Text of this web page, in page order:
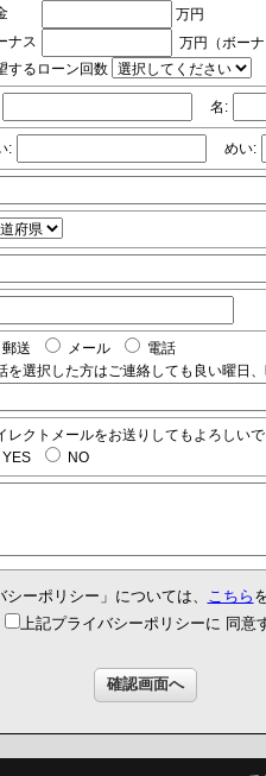
万円
ナス
万円（ボーナ
するローン回数
名:
: めい:
郵送 メール
電話
を選択した方はご連絡しても良い曜日
レクトメールをお送りしてもよろしい
YES
NO
ーポリシー」については、 こちら
上記プライバシーポリシーに 同意